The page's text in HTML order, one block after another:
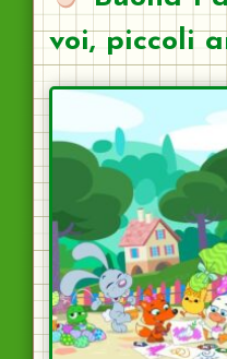
voi, piccoli